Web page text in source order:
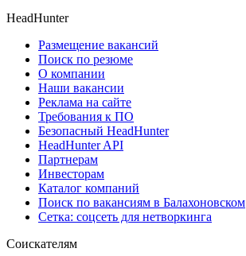
HeadHunter
Размещение вакансий
Поиск по резюме
О компании
Наши вакансии
Реклама на сайте
Требования к ПО
Безопасный HeadHunter
HeadHunter API
Партнерам
Инвесторам
Каталог компаний
Поиск по вакансиям в Балахоновском
Сетка: соцсеть для нетворкинга
Соискателям